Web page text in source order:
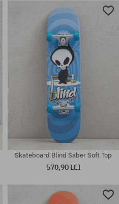
Mărimi existente:
Mărimi existente:
Skateboard Blind Saber Soft Top
570,90 LEI